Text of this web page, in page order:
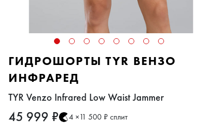
ГИДРОШОРТЫ TYR ВЕНЗО
ИНФРАРЕД
TYR Venzo Infrared Low Waist Jammer
45 999 ₽ 4 ×11 500 ₽ сплит